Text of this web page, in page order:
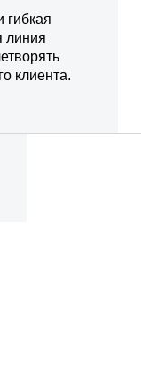
гибкая
линия
клиента.